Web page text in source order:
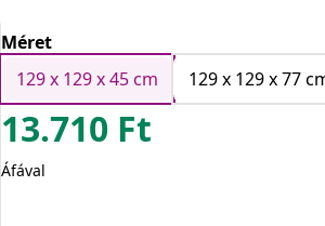
Méret
129 x 129 x 45 cm
129 x 129 x 77
13.710 Ft
Áfával